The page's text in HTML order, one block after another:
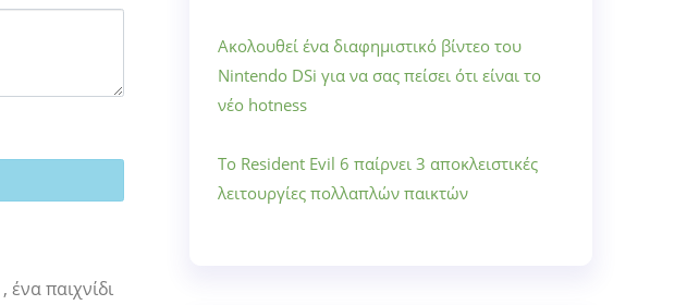
, ένα παιχνίδι
Ακολουθεί ένα διαφημιστικό βίντεο του
Nintendo DSi για να σας πείσει ότι είναι το
νέο hotness
Το Resident Evil 6 παίρνει 3 αποκλειστικές
λειτουργίες πολλαπλών παικτών